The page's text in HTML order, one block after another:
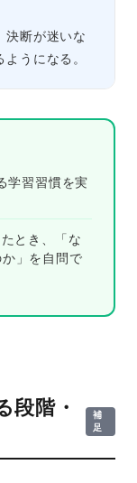
決断が迷いな
ようになる。
学習習慣を実
とき、「な
」を自問で
段階・
補
足